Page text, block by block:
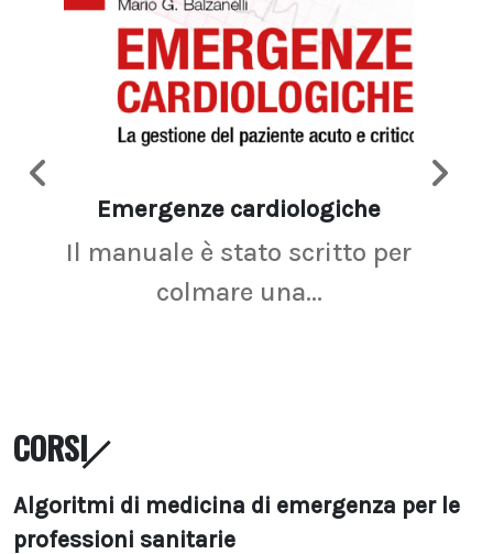
Emergenze cardiologiche
Il manuale è stato scritto per
colmare una...
CORSI
Algoritmi di medicina di emergenza per le
professioni sanitarie